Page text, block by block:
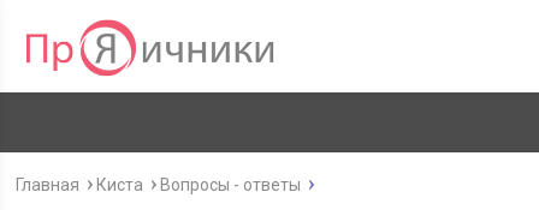
Главная Киста Вопросы - ответы